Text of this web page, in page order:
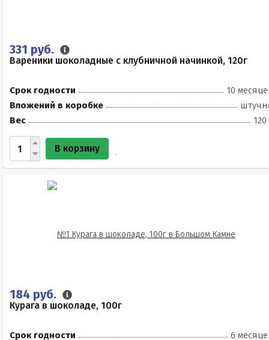
331 руб.
Вареники шоколадные с клубничной начинкой, 120г
Срок годности
10
Вложений в коробке
Вес
120
В корзину
184 руб.
Курага в шоколаде, 100г
Срок годности
6